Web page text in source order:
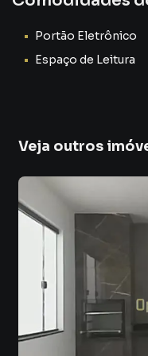
closet privativo,
É o ambiente ideal
🌿 2 Suítes com
e contam com
de luz natural,
de liberdade.
Esses quartos são
✔️ Filhos
✔️ Visitas
✔️ Home office
✔️ Espaço fitness
Portão Eletrônico
Espaço de Leitura
Veja outros